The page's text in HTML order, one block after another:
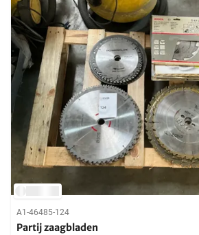
A1-46485-124
Partij zaagbladen